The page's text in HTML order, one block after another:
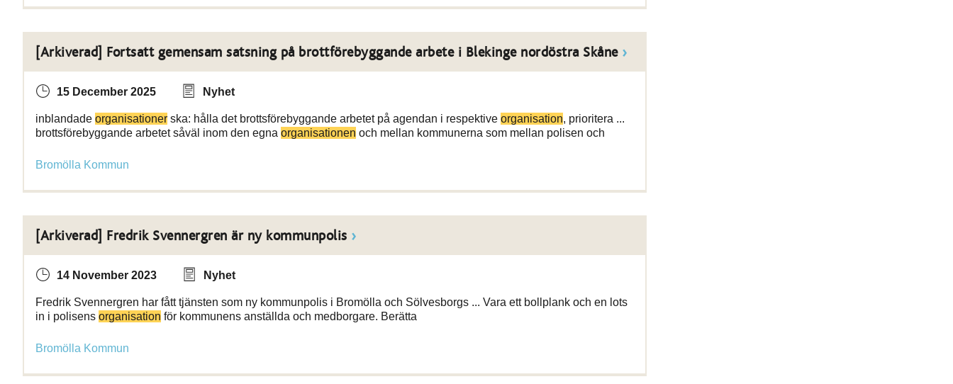
[Arkiverad] Fortsatt gemensam satsning på brottförebyggande arbete i Blekinge nordöstra Skåne
15 December 2025 Nyhet
inblandade organisationer ska: hålla det brottsförebyggande arbetet på agendan i respektive organisation, prioritera ...
brottsförebyggande arbetet såväl inom den egna organisationen och mellan kommunerna som mellan polisen och
Bromölla Kommun
[Arkiverad] Fredrik Svennergren är ny kommunpolis
14 November 2023 Nyhet
Fredrik Svennergren har fått tjänsten som ny kommunpolis i Bromölla och Sölvesborgs ... Vara ett bollplank och en lots
in i polisens organisation för kommunens anställda och medborgare. Berätta
Bromölla Kommun